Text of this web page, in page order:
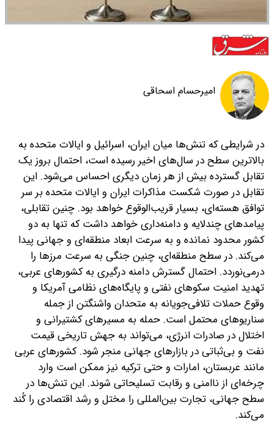
امیرحسام اسحاقی
در شرایطی که تنش‌ها میان ایران، اسرائیل و ایالات متحده به
بالاترین سطح در سال‌های اخیر رسیده است، احتمال بروز یک
تقابل گسترده بیش از هر زمان دیگری احساس می‌شود. این
تقابل در صورت شکست مذاکرات ایران و ایالات متحده بر سر
توافق هسته‌ای، بسیار قریب‌الوقوع خواهد بود. چنین تقابلی،
پیامدهای چندلایه و دامنه‌داری خواهد داشت که تنها به دو
کشور محدود نمانده و به سرعت ابعاد منطقه‌ای و جهانی پیدا
می‌کند. در سطح منطقه‌ای، چنین جنگی به سرعت مرزها را
درمی‌نوردد. احتمال گسترش دامنه درگیری به کشورهای عربی،
تهدید امنیت سکوهای نفتی و پایگاه‌های نظامی آمریکا و
وقوع حملات تلافی‌جویانه به متحدان واشنگتن از جمله
سناریوهای محتمل است. حمله به مسیرهای کشتیرانی و
اختلال در صادرات انرژی، می‌تواند به جهش تاریخی قیمت
نفت و بی‌ثباتی در بازارهای جهانی منجر شود. کشورهای عربی
مانند عربستان، امارات و حتی ترکیه نیز ممکن است وارد
چرخه‌ای از ناامنی و رقابت تسلیحاتی شوند. این تنش‌ها در
سطح جهانی، تجارت بین‌المللی را مختل و رشد اقتصادی را کُند
می‌کند.